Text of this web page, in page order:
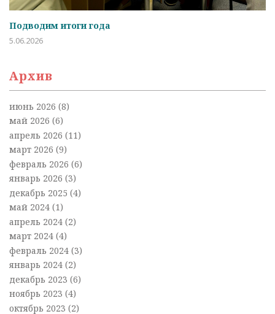
Подводим итоги года
5.06.2026
Архив
июнь 2026 (8)
май 2026 (6)
апрель 2026 (11)
март 2026 (9)
февраль 2026 (6)
январь 2026 (3)
декабрь 2025 (4)
май 2024 (1)
апрель 2024 (2)
март 2024 (4)
февраль 2024 (3)
январь 2024 (2)
декабрь 2023 (6)
ноябрь 2023 (4)
октябрь 2023 (2)